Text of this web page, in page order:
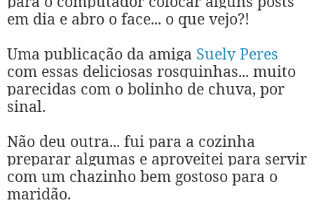
em dia e abro o face... o que vejo?!
Uma publicação da amiga Suely Peres
com essas deliciosas rosquinhas... muito
parecidas com o bolinho de chuva, por
sinal.
Não deu outra... fui para a cozinha
preparar algumas e aproveitei para servir
com um chazinho bem gostoso para o
maridão.